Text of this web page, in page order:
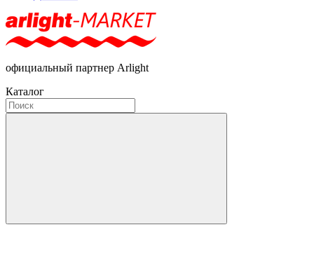
официальный партнер Arlight
Каталог